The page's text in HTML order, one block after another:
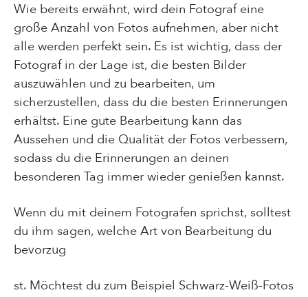
Wie bereits erwähnt, wird dein Fotograf eine
große Anzahl von Fotos aufnehmen, aber nicht
alle werden perfekt sein. Es ist wichtig, dass der
Fotograf in der Lage ist, die besten Bilder
auszuwählen und zu bearbeiten, um
sicherzustellen, dass du die besten Erinnerungen
erhältst. Eine gute Bearbeitung kann das
Aussehen und die Qualität der Fotos verbessern,
sodass du die Erinnerungen an deinen
besonderen Tag immer wieder genießen kannst.
Wenn du mit deinem Fotografen sprichst, solltest
du ihm sagen, welche Art von Bearbeitung du
bevorzug
st. Möchtest du zum Beispiel Schwarz-Weiß-Fotos